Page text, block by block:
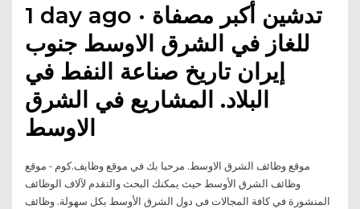
1 day ago · تدشين أكبر مصفاة
للغاز في الشرق الاوسط جنوب
إيران تاريخ صناعة النفط في
البلاد. المشاريع في الشرق
الاوسط
موقع وظائف الشرق الاوسط. مرحبا بك في موقع وظايف.كوم - موقع
وظائف الشرق الأوسط حيث يمكنك البحث والتقدم لآلاف الوظائف
المنشورة في كافة المجالات فى دول الشرق الأوسط بكل سهولة. وظائف